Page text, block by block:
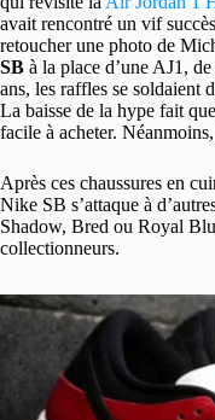
avait rencontré un vif
retoucher une photo de
SB à la place d’une AJ1,
ans, les raffles se soldaient
La baisse de la hype fait
facile à acheter.
Après ces chaussures en
Nike SB s’attaque à
Shadow, Bred ou Royal
collectionneurs.